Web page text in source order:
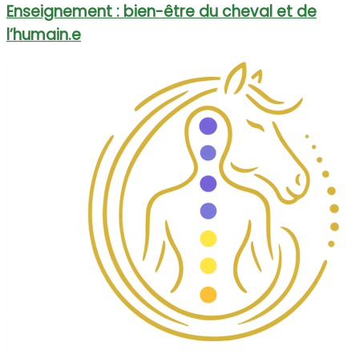
Enseignement : bien-être du cheval et de
l’humain.e